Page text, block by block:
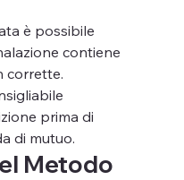
è possibile
contiene
corrette.
prima di
di mutuo.
Metodo